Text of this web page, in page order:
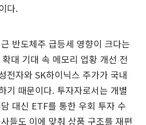
다.
반도체주 급등세 영향이 크다는
대 기대 속 메모리 업황 개선 전
전자와 SK하이닉스 주가가 국내
기 때문이다. 투자자로서는 개별
대신 ETF를 통한 우회 투자 수
들도 이에 맞춰 상품 구조를 재편